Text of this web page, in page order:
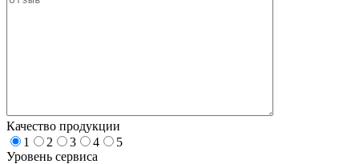
Качество продукции
1
2 3 4
5
Уровень сервиса